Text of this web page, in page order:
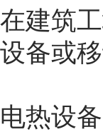
在建筑
设备或
电热设